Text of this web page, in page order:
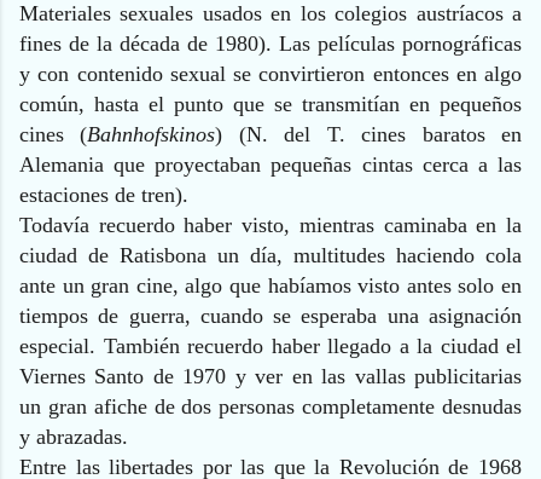
Materiales sexuales usados en los colegios austríacos a
fines de la década de 1980). Las películas pornográficas
y con contenido sexual se convirtieron entonces en algo
común, hasta el punto que se transmitían en pequeños
cines (Bahnhofskinos) (N. del T. cines baratos en
Alemania que proyectaban pequeñas cintas cerca a las
estaciones de tren).
Todavía recuerdo haber visto, mientras caminaba en la
ciudad de Ratisbona un día, multitudes haciendo cola
ante un gran cine, algo que habíamos visto antes solo en
tiempos de guerra, cuando se esperaba una asignación
especial. También recuerdo haber llegado a la ciudad el
Viernes Santo de 1970 y ver en las vallas publicitarias
un gran afiche de dos personas completamente desnudas
y abrazadas.
Entre las libertades por las que la Revolución de 1968